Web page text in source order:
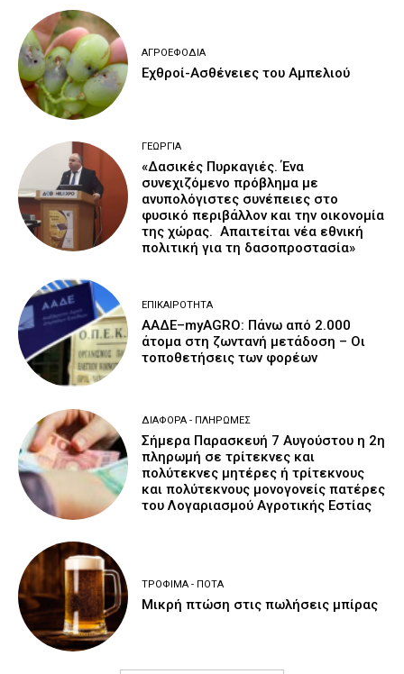
ΑΓΡΟΕΦΌΔΙΑ
Εχθροί-Ασθένειες του Αμπελιού
ΓΕΩΡΓΊΑ
«Δασικές Πυρκαγιές. Ένα
συνεχιζόμενο πρόβλημα με
ανυπολόγιστες συνέπειες στο
φυσικό περιβάλλον και την οικονομία
της χώρας. Απαιτείται νέα εθνική
πολιτική για τη δασοπροστασία»
ΕΠΙΚΑΙΡΌΤΗΤΑ
ΑΑΔΕ–myAGRO: Πάνω από 2.000
άτομα στη ζωντανή μετάδοση – Οι
τοποθετήσεις των φορέων
ΔΙΆΦΟΡΑ - ΠΛΗΡΩΜΈΣ
Σήμερα Παρασκευή 7 Αυγούστου η 2η
πληρωμή σε τρίτεκνες και
πολύτεκνες μητέρες ή τρίτεκνους
και πολύτεκνους μονογονείς πατέρες
του Λογαριασμού Αγροτικής Εστίας
ΤΡΌΦΙΜΑ - ΠΟΤΆ
Μικρή πτώση στις πωλήσεις μπίρας